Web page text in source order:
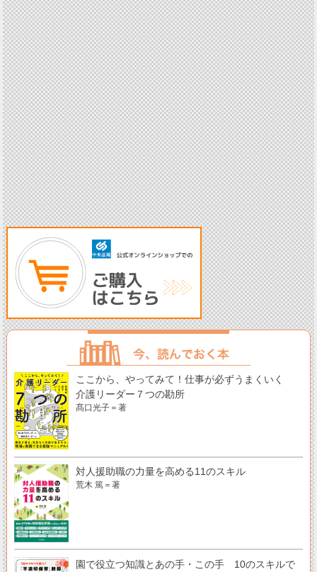
ここから、やってみて！仕事が必ずうまくいく
介護リーダー７つの勘所
髙口光子＝著
対人援助職の力量を高める11のスキル
荒木 篤＝著
園で役立つ知識とあの手・この手 10のスキルで